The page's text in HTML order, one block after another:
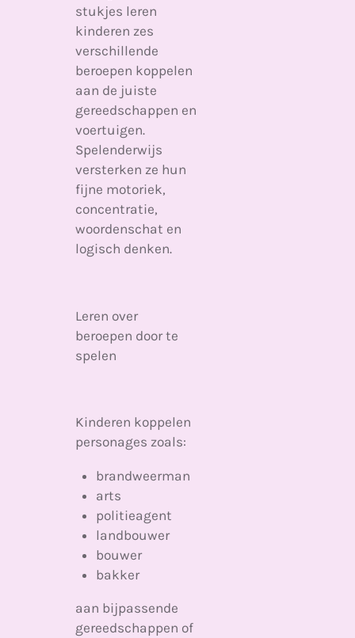
stukjes leren
kinderen zes
verschillende
beroepen koppelen
aan de juiste
gereedschappen en
voertuigen.
Spelenderwijs
versterken ze hun
fijne motoriek,
concentratie,
woordenschat en
logisch denken.
Leren over
beroepen door te
spelen
Kinderen koppelen
personages zoals:
brandweerman
arts
politieagent
landbouwer
bouwer
bakker
aan bijpassende
gereedschappen of